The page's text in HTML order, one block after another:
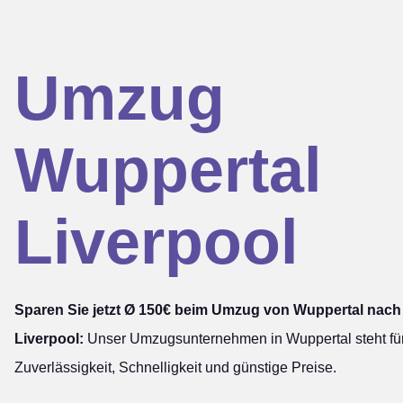
Umzug
Wuppertal
Liverpool
Sparen Sie jetzt Ø 150€ beim Umzug von Wuppertal nach
Liverpool: Unser Umzugsunternehmen in Wuppertal steht
Zuverlässigkeit, Schnelligkeit und günstige Preise.